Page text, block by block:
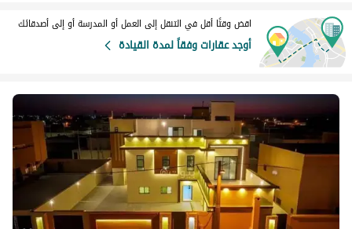
اقض وقتًا أقل في التنقل إلى العمل أو المدرسة أو إلى أصدقائك
أوجد عقارات وفقاً لمدة القيادة